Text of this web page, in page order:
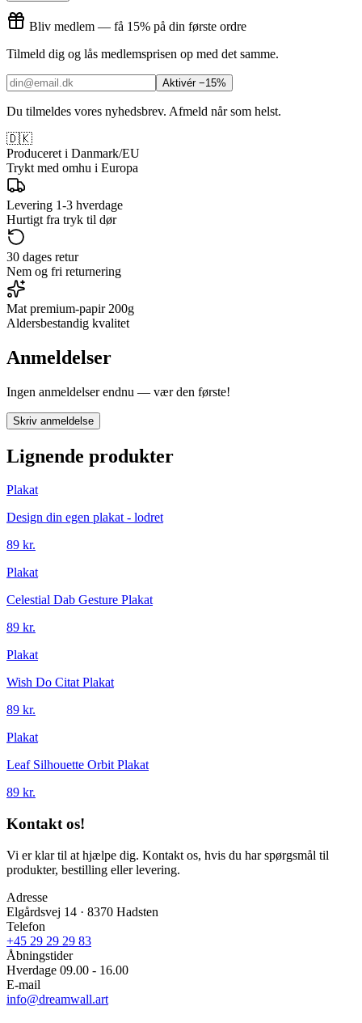
Bliv medlem — få 15% på din første ordre
Tilmeld dig og lås medlemsprisen op med det samme.
Aktivér −15%
Du tilmeldes vores nyhedsbrev. Afmeld når som helst.
🇩🇰
Produceret i Danmark/EU
Trykt med omhu i Europa
Levering 1-3 hverdage
Hurtigt fra tryk til dør
30 dages retur
Nem og fri returnering
Mat premium-papir 200g
Aldersbestandig kvalitet
Anmeldelser
Ingen anmeldelser endnu — vær den første!
Skriv anmeldelse
Lignende produkter
Plakat
Design din egen plakat - lodret
89 kr.
Plakat
Celestial Dab Gesture Plakat
89 kr.
Plakat
Wish Do Citat Plakat
89 kr.
Plakat
Leaf Silhouette Orbit Plakat
89 kr.
Kontakt os!
Vi er klar til at hjælpe dig. Kontakt os, hvis du har spørgsmål til
produkter, bestilling eller levering.
Adresse
Elgårdsvej 14 · 8370 Hadsten
Telefon
+45 29 29 29 83
Åbningstider
Hverdage 09.00 - 16.00
E-mail
info@dreamwall.art